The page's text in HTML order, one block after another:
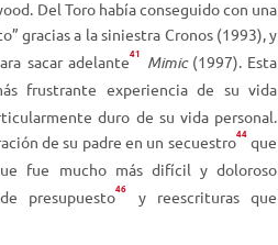
Del Toro había conseguido con una
gracias a la siniestra Cronos(1993), y
sacar adelante41 Mimic(1997). Esta
frustrante experiencia de su vida
duro de su vida personal.
de su padre en un secuestro44que
fue mucho más difícil y doloroso
presupuesto46
y reescrituras que